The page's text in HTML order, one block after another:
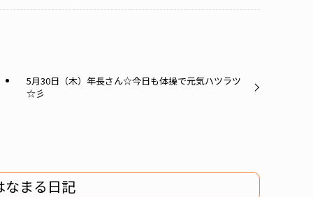
5月30日（木）年長さん☆今日も体操で元気ハツラツ
☆彡
なまる日記